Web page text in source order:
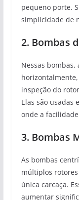
pequeno porte.
simplicidade de
2. Bombas
Nessas bombas,
inspeção do
Elas são usadas
onde a
3. Bombas
As bombas
múltiplos
única carcaça.
aumentar